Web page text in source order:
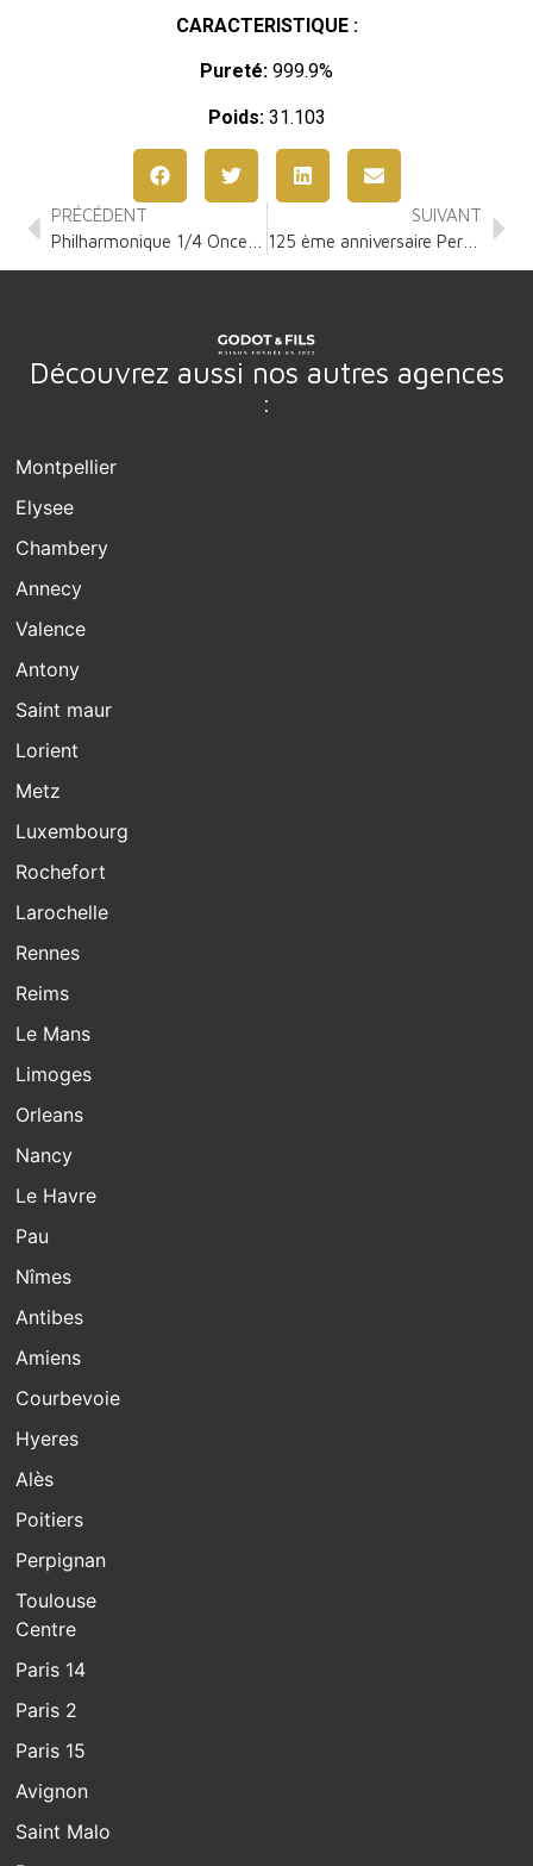
CARACTERISTIQUE :
Pureté: 999.9%
Poids:31.103
PRÉCÉDENT
SUIVANT
125 ème anniversaire Perth Mint 1 Once Platine
Découvrez aussi nos autres agences
:
Montpellier
Elysee
Chambery
Annecy
Valence
Antony
Saint maur
Lorient
Metz
Luxembourg
Rochefort
Larochelle
Rennes
Reims
Le Mans
Limoges
Orleans
Nancy
Le Havre
Pau
Nîmes
Antibes
Amiens
Courbevoie
Hyeres
Alès
Poitiers
Perpignan
Toulouse
Centre
Paris 14
Paris 2
Paris 15
Avignon
Saint Malo